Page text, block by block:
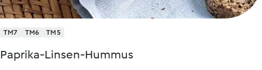
TM7 TM6 TM5
Paprika-Linsen-Hummus